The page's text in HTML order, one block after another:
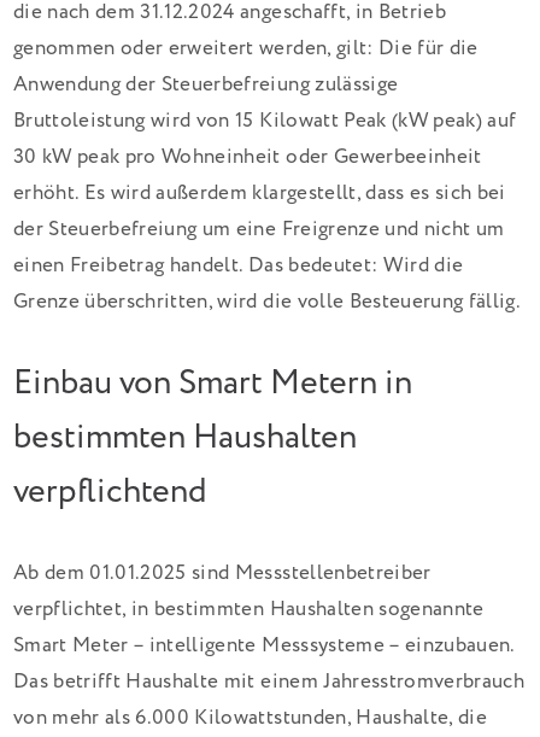
die nach dem 31.12.2024 angeschafft, in Betrieb
genommen oder erweitert werden, gilt: Die für die
Anwendung der Steuerbefreiung zulässige
Bruttoleistung wird von 15 Kilowatt Peak (kW peak) auf
30 kW peak pro Wohneinheit oder Gewerbeeinheit
erhöht. Es wird außerdem klargestellt, dass es sich bei
der Steuerbefreiung um eine Freigrenze und nicht um
einen Freibetrag handelt. Das bedeutet: Wird die
Grenze überschritten, wird die volle Besteuerung fällig.
Einbau von Smart Metern in
bestimmten Haushalten
verpflichtend
Ab dem 01.01.2025 sind Messstellenbetreiber
verpflichtet, in bestimmten Haushalten sogenannte
Smart Meter – intelligente Messsysteme – einzubauen.
Das betrifft Haushalte mit einem Jahresstromverbrauch
von mehr als 6.000 Kilowattstunden, Haushalte, die